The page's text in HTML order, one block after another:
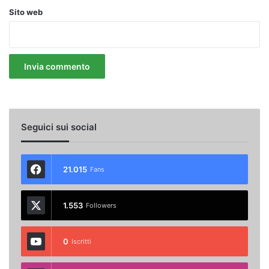
Sito web
Seguici sui social
21.015 Fans
1.553 Followers
0 Iscritti